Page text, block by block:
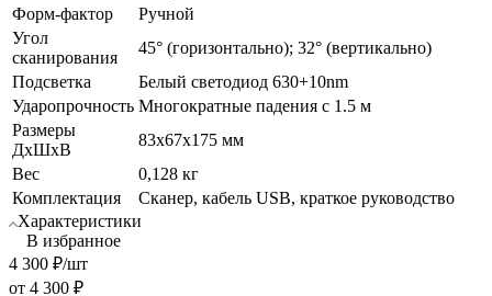
Форм-фактор
Ручной
Угол
сканирования
45° (горизонтально); 32° (вертикально)
Подсветка
Белый светодиод 630+10nm
Ударопрочность Многократные падения с 1.5 м
Размеры
ДхШхВ
83х67х175 мм
Вес
0,128 кг
Комплектация
Сканер, кабель USB, краткое руководство
Характеристики
В избранное
4 300 ₽/шт
от 4 300 ₽